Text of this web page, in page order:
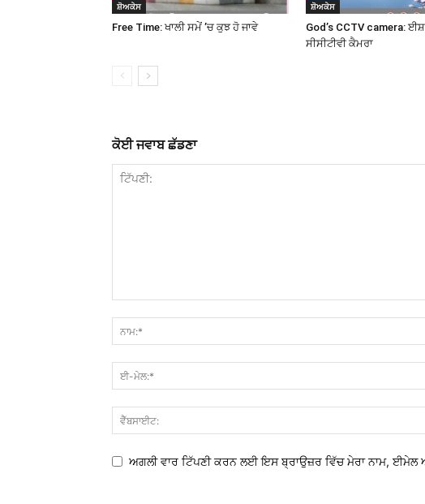
ਸ਼ੋਅਕੇਸ
Free Time: ਖਾਲੀ ਸਮੇਂ ’ਚ ਕੁਝ ਹੋ ਜਾਵੇ
ਸ਼ੋਅਕੇਸ
God’s CCTV camera:
ਸੀਸੀਟੀਵੀ ਕੈਮਰਾ
ਕੋਈ ਜਵਾਬ ਛੱਡਣਾ
ਅਗਲੀ ਵਾਰ ਟਿੱਪਣੀ ਕਰਨ ਲਈ ਇਸ ਬ੍ਰਾਉਜ਼ਰ ਵਿੱਚ ਮੇਰਾ ਨਾਮ,